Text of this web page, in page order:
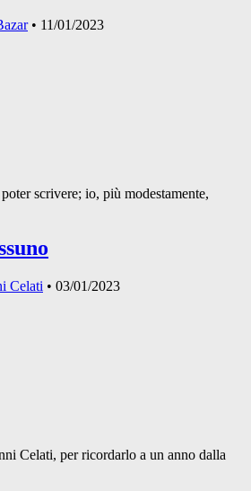
• 11/01/2023
scrivere; io, più modestamente,
Celati • 03/01/2023
Celati, per ricordarlo a un anno dalla